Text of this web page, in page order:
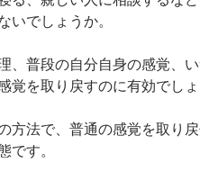
いでしょうか。
、普段の自分自身の感覚、
覚を取り戻すのに有効でしょ
方法で、普通の感覚を取り
です。